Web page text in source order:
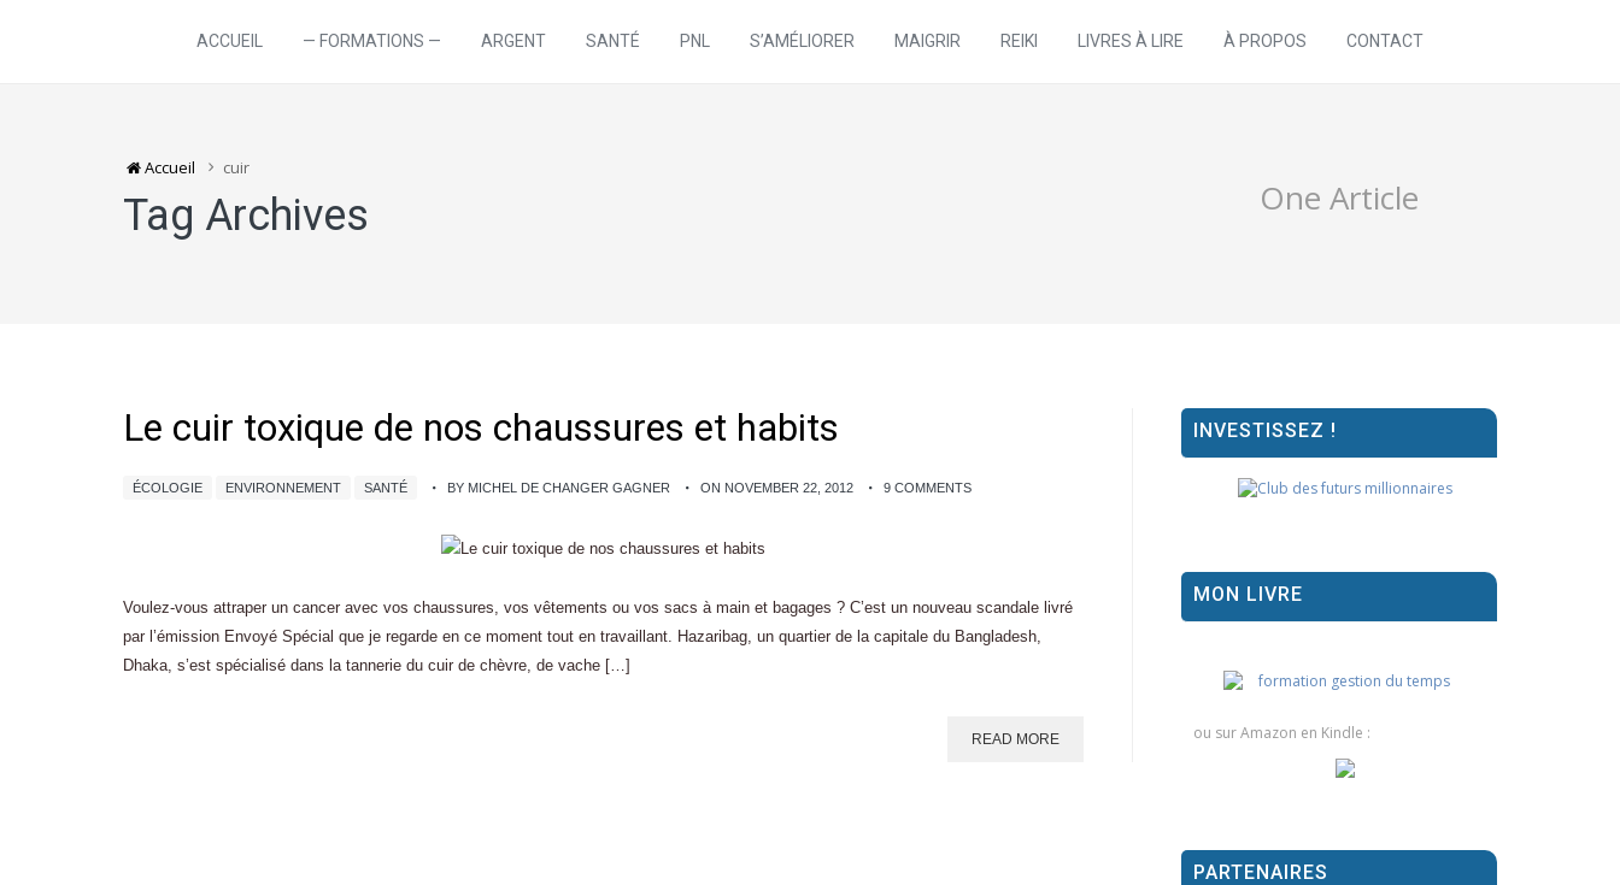
ACCUEIL — FORMATIONS — ARGENT SANTÉ PNL S’AMÉLIORER MAIGRIR REIKI LIVRES À LIRE À PROPOS CONTACT
Accueil cuir
Tag Archives One Article
Le cuir toxique de nos chaussures et habits
ÉCOLOGIE ENVIRONNEMENT SANTÉ BY MICHEL DE CHANGER GAGNER ON NOVEMBER 22, 2012 9 COMMENTS
Voulez-vous attraper un cancer avec vos chaussures, vos vêtements ou vos sacs à main et bagages ? C’est un nouveau scandale livré
par l’émission Envoyé Spécial que je regarde en ce moment tout en travaillant. Hazaribag, un quartier de la capitale du Bangladesh,
Dhaka, s’est spécialisé dans la tannerie du cuir de chèvre, de vache […]
READ MORE
INVESTISSEZ !
MON LIVRE
ou sur Amazon en Kindle :
PARTENAIRES